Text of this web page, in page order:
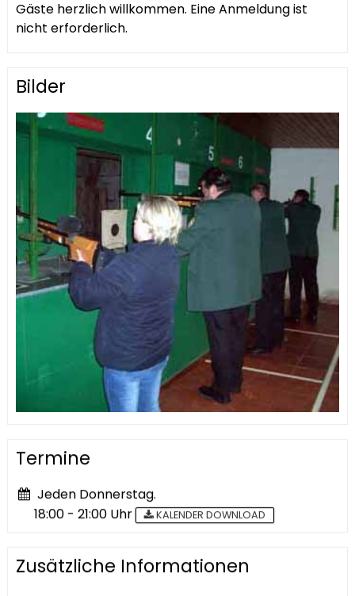
Gäste herzlich willkommen. Eine Anmeldung ist
nicht erforderlich.
Bilder
Termine
Jeden Donnerstag.
18:00 - 21:00 Uhr
KALENDER DOWNLOAD
Zusätzliche Informationen